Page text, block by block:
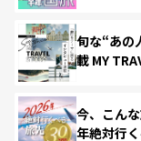
旬な“あの
載 MY
今、こん
年絶対行